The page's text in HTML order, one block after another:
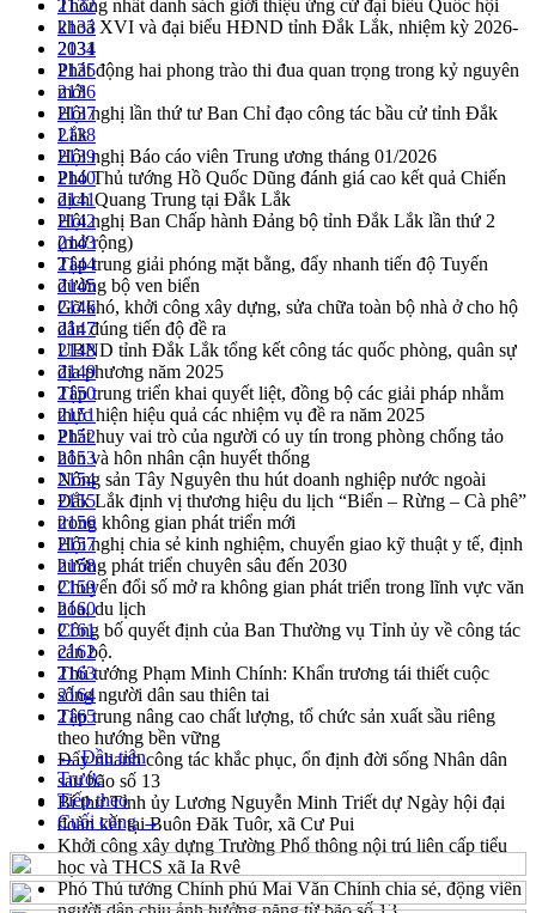
Thống nhất danh sách giới thiệu ứng cử đại biểu Quốc hội
khoá XVI và đại biểu HĐND tỉnh Đắk Lắk, nhiệm kỳ 2026-
2031
Phát động hai phong trào thi đua quan trọng trong kỷ nguyên
mới
Hội nghị lần thứ tư Ban Chỉ đạo công tác bầu cử tỉnh Đắk
Lắk
Hội nghị Báo cáo viên Trung ương tháng 01/2026
Phó Thủ tướng Hồ Quốc Dũng đánh giá cao kết quả Chiến
dịch Quang Trung tại Đắk Lắk
Hội nghị Ban Chấp hành Đảng bộ tỉnh Đắk Lắk lần thứ 2
(mở rộng)
Tập trung giải phóng mặt bằng, đẩy nhanh tiến độ Tuyến
đường bộ ven biển
Gỡ khó, khởi công xây dựng, sửa chữa toàn bộ nhà ở cho hộ
dân đúng tiến độ đề ra
UBND tỉnh Đắk Lắk tổng kết công tác quốc phòng, quân sự
địa phương năm 2025
Tập trung triển khai quyết liệt, đồng bộ các giải pháp nhằm
thực hiện hiệu quả các nhiệm vụ đề ra năm 2025
Phát huy vai trò của người có uy tín trong phòng chống tảo
hôn và hôn nhân cận huyết thống
Nông sản Tây Nguyên thu hút doanh nghiệp nước ngoài
Đắk Lắk định vị thương hiệu du lịch “Biển – Rừng – Cà phê”
trong không gian phát triển mới
Hội nghị chia sẻ kinh nghiệm, chuyển giao kỹ thuật y tế, định
hướng phát triển chuyên sâu đến 2030
Chuyển đổi số mở ra không gian phát triển trong lĩnh vực văn
hóa, du lịch
Công bố quyết định của Ban Thường vụ Tỉnh ủy về công tác
cán bộ.
Thủ tướng Phạm Minh Chính: Khẩn trương tái thiết cuộc
sống người dân sau thiên tai
Tập trung nâng cao chất lượng, tổ chức sản xuất sầu riêng
theo hướng bền vững
Đẩy nhanh công tác khắc phục, ổn định đời sống Nhân dân
sau bão số 13
Bí thư Tỉnh ủy Lương Nguyễn Minh Triết dự Ngày hội đại
đoàn kết tại Buôn Đăk Tuôr, xã Cư Pui
Khởi công xây dựng Trường Phổ thông nội trú liên cấp tiểu
học và THCS xã Ia Rvê
Phó Thủ tướng Chính phủ Mai Văn Chính chia sẻ, động viên
2132
2133
2134
2135
2136
2137
2138
2139
2140
2141
2142
2143
2144
2145
2146
2147
2148
2149
2150
2151
2152
2153
2154
2155
2156
2157
2158
2159
2160
2161
2162
2163
2164
2165
← Đầu tiên
Trước
Tiếp theo
Cuối cùng →